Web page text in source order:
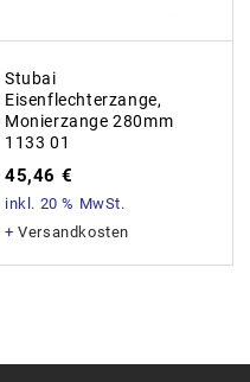
Stubai
Eisenflechterzange,
Monierzange 280mm
1133 01
45,46 €
inkl. 20 % MwSt.
+Versandkosten